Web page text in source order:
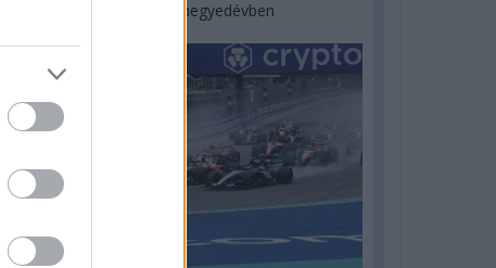
a második negyedévben